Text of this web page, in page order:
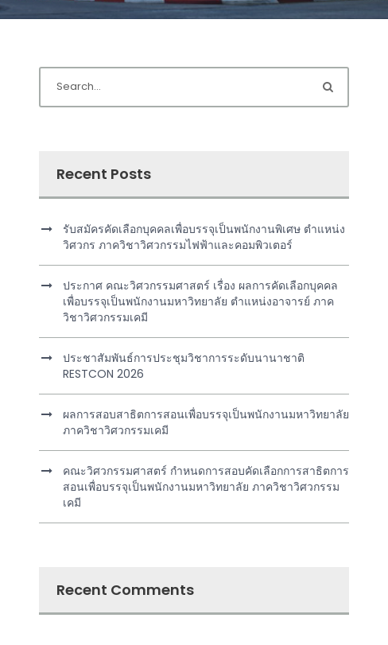
Recent Posts
รับสมัครคัดเลือกบุคคลเพื่อบรรจุเป็นพนักงานพิเศษ ตำแหน่ง
วิศวกร ภาควิชาวิศวกรรมไฟฟ้าและคอมพิวเตอร์
ประกาศ คณะวิศวกรรมศาสตร์ เรื่อง ผลการคัดเลือกบุคคล
เพื่อบรรจุเป็นพนักงานมหาวิทยาลัย ตำแหน่งอาจารย์ ภาค
วิชาวิศวกรรมเคมี
ประชาสัมพันธ์การประชุมวิชาการระดับนานาชาติ
RESTCON 2026
ผลการสอบสาธิตการสอนเพื่อบรรจุเป็นพนักงานมหาวิทยาลัย
ภาควิชาวิศวกรรมเคมี
คณะวิศวกรรมศาสตร์ กำหนดการสอบคัดเลือกการสาธิตการ
สอนเพื่อบรรจุเป็นพนักงานมหาวิทยาลัย ภาควิชาวิศวกรรม
เคมี
Recent Comments